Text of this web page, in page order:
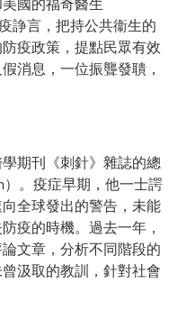
國的福奇醫生
諍言，把持公共衞生的
疫政策，提點民眾有效
消息，一位振聾發聵，
期刊《刺針》雜誌的總
。疫症早期，他一士諤
全球發出的警告，未能
疫的時機。過去一年，
文章，分析不同階段的
汲取的教訓，針對社會